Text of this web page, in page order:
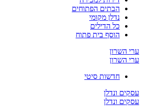
הבתים הפתוחים
נדלן מקומי
כל הדילים
הוסף בית פתוח
השרון
השרון
חדשות סיטי
ונדלן
ונדלן